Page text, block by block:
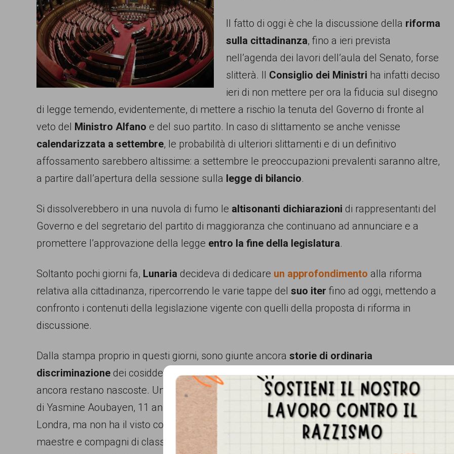
comunicazione
specificamente
dedicato
al
fenomeno
razzismo
da
collaborazione
con
persone,
e
movimenti
che
si
per
le
pari
opportunità
e
la
Il fatto di oggi è che la discussione della riforma
sulla cittadinanza, fino a ieri prevista
nell’agenda dei lavori dell’aula del Senato, forse
slitterà. Il Consiglio dei Ministri ha infatti deciso
ieri di non mettere per ora la fiducia sul disegno
di legge temendo, evidentemente, di mettere a rischio la tenuta del Governo di fronte al
veto del Ministro Alfano e del suo partito. In caso di slittamento se anche venisse
calendarizzata a settembre, le probabilità di ulteriori slittamenti e di un definitivo
affossamento sarebbero altissime: a settembre le preoccupazioni prevalenti saranno altre,
a partire dall’apertura della sessione sulla legge di bilancio.
Si dissolverebbero in una nuvola di fumo le altisonanti dichiarazioni di rappresentanti del
Governo e del segretario del partito di maggioranza che continuano ad annunciare e a
promettere l’approvazione della legge entro la fine della legislatura.
Soltanto pochi giorni fa, Lunaria decideva di dedicare un approfondimento alla riforma
relativa alla cittadinanza, ripercorrendo le varie tappe del suo iter fino ad oggi, mettendo a
confronto i contenuti della legislazione vigente con quelli della proposta di riforma in
discussione.
Dalla stampa proprio in questi giorni, sono giunte ancora storie di ordinaria
discriminazione dei cosiddetti “italiani senza cittadinanza”. E chissà quante altre storie
ancora restano nascoste. Un caso è stato riportato daLa Stampa , che racconta la vicenda
di Yasmine Aoubayen, 11 anni. Sarebbe dovuta partire con i compagni di classe in gita per
Londra, ma non ha il visto come richiesto, essendo ancora una cittadina marocchina. Per
maestre e compagni di classe,
Yasmine
non è mai stata “percepita” come “straniera”,